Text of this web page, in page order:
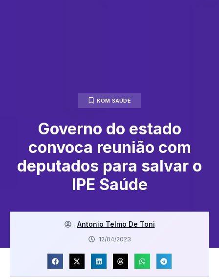
KOM SAÚDE
Governo do estado
convoca reunião com
deputados para salvar o
IPE Saúde
Antonio Telmo De Toni
12/04/2023